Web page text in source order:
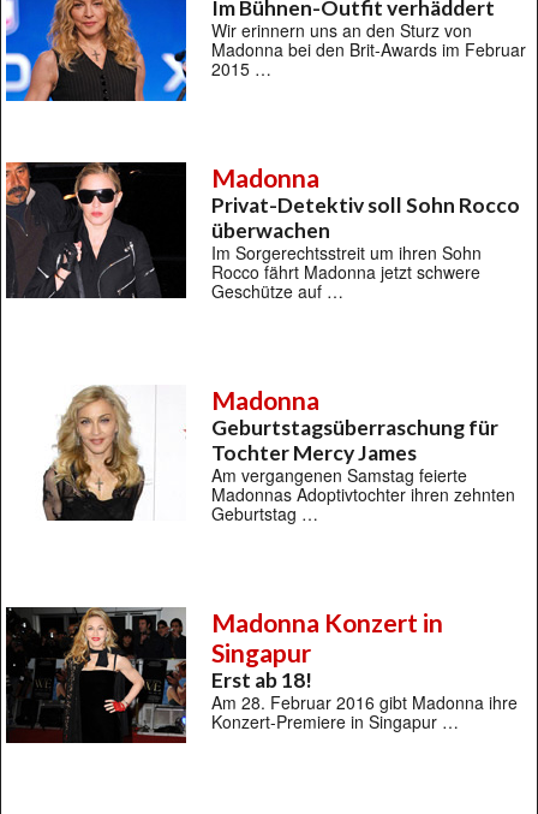
Im Bühnen-Outfit verhäddert
Wir erinnern uns an den Sturz von
Madonna bei den Brit-Awards im Februar
2015 …
Madonna
Privat-Detektiv soll Sohn Rocco
überwachen
Im Sorgerechtsstreit um ihren Sohn
Rocco fährt Madonna jetzt schwere
Geschütze auf …
Madonna
Geburtstagsüberraschung für
Tochter Mercy James
Am vergangenen Samstag feierte
Madonnas Adoptivtochter ihren zehnten
Geburtstag …
Madonna Konzert in
Singapur
Erst ab 18!
Am 28. Februar 2016 gibt Madonna ihre
Konzert-Premiere in Singapur …